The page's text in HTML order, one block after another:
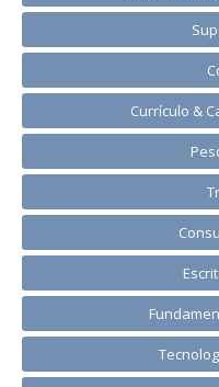
Currículo &